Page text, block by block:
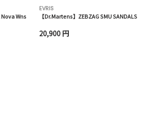
Wns
EVRIS
【Dr.Martens】ZEBZAG SMU SANDALS
20,900 円